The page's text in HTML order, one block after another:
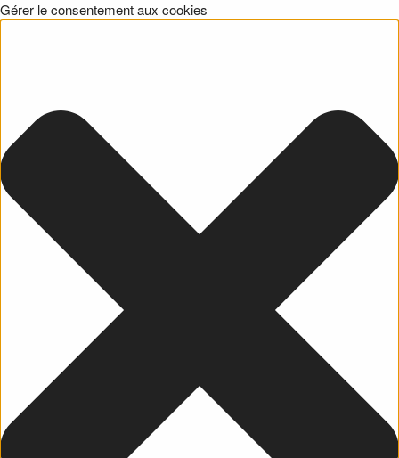
Gérer le consentement aux cookies